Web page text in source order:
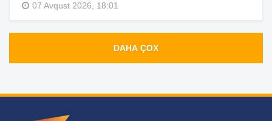
07 Avqust 2026, 18:01
DAHA ÇOX